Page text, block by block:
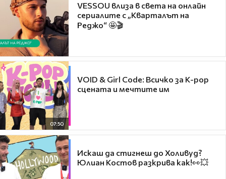
VESSOU влиза в света на онлайн
сериалите с „Кварталът на
Реджо“ 🤩🎬
07:50
VOID & Girl Code: Всичко за K-pop
сцената и мечтите им
Искаш да стигнеш до Холивуд?
Юлиан Костов разкрива как!👀💥